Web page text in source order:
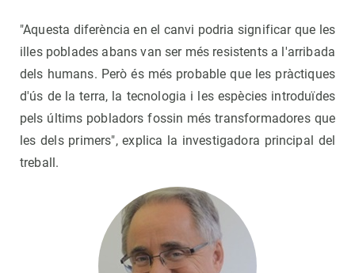
"Aquesta diferència en el canvi podria significar que les
illes poblades abans van ser més resistents a l'arribada
dels humans. Però és més probable que les pràctiques
d'ús de la terra, la tecnologia i les espècies introduïdes
pels últims pobladors fossin més transformadores que
les dels primers", explica la investigadora principal del
treball.